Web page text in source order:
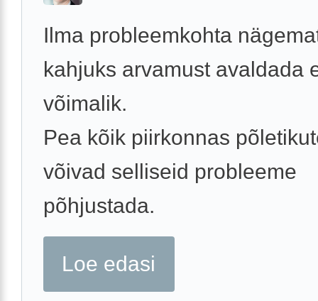
Ilma probleemkohta
kahjuks arvamust avaldada
võimalik.
Pea kõik piirkonnas
võivad selliseid probleeme
põhjustada.
Loe edasi